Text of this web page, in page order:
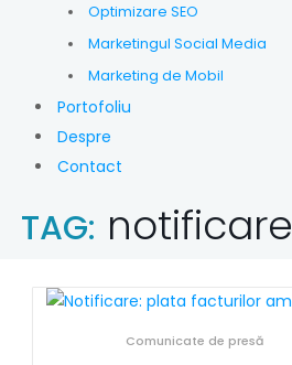
Optimizare SEO
Marketingul Social Media
Marketing de Mobil
Portofoliu
Despre
Contact
TAG: notificare
Comunicate de presă